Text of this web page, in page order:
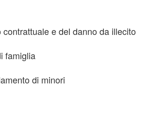
e del danno da illecito
famiglia
di minori